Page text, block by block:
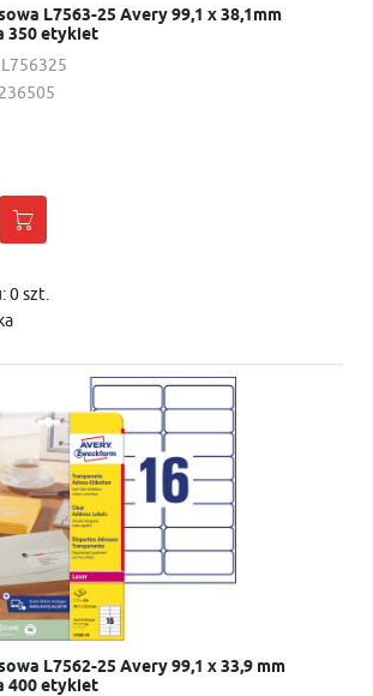
L756325
L7563-25 Avery 99,1 x 38,1mm
350 etykiet
0szt.
L7562-25 Avery 99,1 x 33,9 mm
400 etykiet